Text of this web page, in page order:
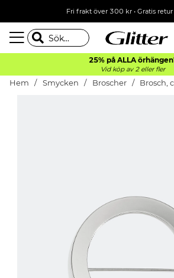
Fri frakt över 300 kr• Gratis
25% på ALLA
Vid köp av 2 eller fler
Hem Smycken Broscher Brosch,